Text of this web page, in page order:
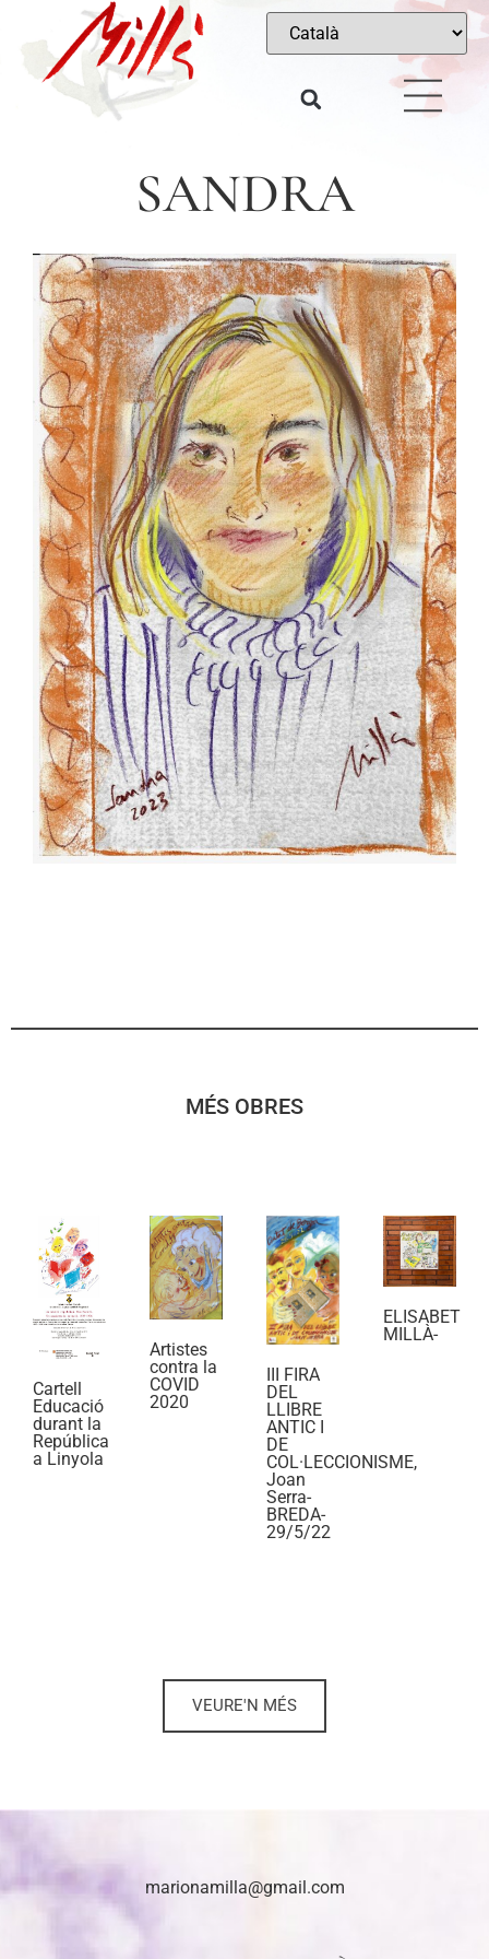
SANDRA
MÉS OBRES
Cartell
Educació
durant la
República
a Linyola
Artistes
contra la
COVID
2020
III FIRA
DEL
LLIBRE
ANTIC I
DE
COL·LECCIONISME,
Joan
Serra-
BREDA-
29/5/22
ELISABET
MILLÀ-
VEURE'N MÉS
marionamilla@gmail.com